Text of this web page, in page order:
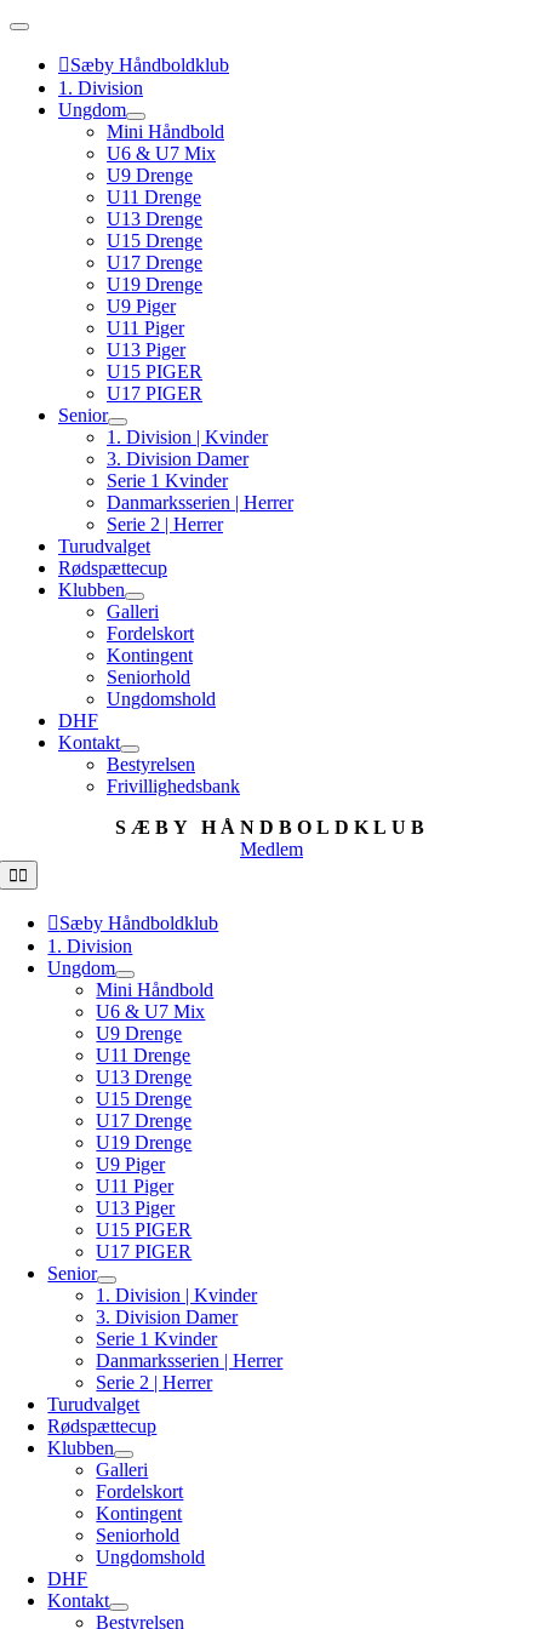
Skip
content Sæby Håndboldklub
1. Division
Ungdom
Mini Håndbold
U6 & U7 Mix
U9 Drenge
U11 Drenge
U13 Drenge
U15 Drenge
U17 Drenge
U19 Drenge
U9 Piger
U11 Piger
U13 Piger
U15 PIGER
U17 PIGER
Senior
1. Division | Kvinder
3. Division Damer
Serie 1 Kvinder
Danmarksserien | Herrer
Serie 2 | Herrer
Turudvalget
Rødspættecup
Klubben
Galleri
Fordelskort
Kontingent
Seniorhold
Ungdomshold
DHF
Kontakt
Bestyrelsen
Frivillighedsbank
SÆBY HÅNDBOLDKLUB
Medlem
Toggle
Navigation
Sæby Håndboldklub
1. Division
Ungdom
Mini Håndbold
U6 & U7 Mix
U9 Drenge
U11 Drenge
U13 Drenge
U15 Drenge
U17 Drenge
U19 Drenge
U9 Piger
U11 Piger
U13 Piger
U15 PIGER
U17 PIGER
Senior
1. Division | Kvinder
3. Division Damer
Serie 1 Kvinder
Danmarksserien | Herrer
Serie 2 | Herrer
Turudvalget
Rødspættecup
Klubben
Galleri
Fordelskort
Kontingent
Seniorhold
Ungdomshold
DHF
Kontakt
Bestyrelsen